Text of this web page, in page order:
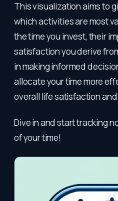
This visualization aims to
which activities are most
the time you invest, their
satisfaction you derive
in making informed
allocate your time more
overall life satisfaction
Dive in and start tracking
of your time!